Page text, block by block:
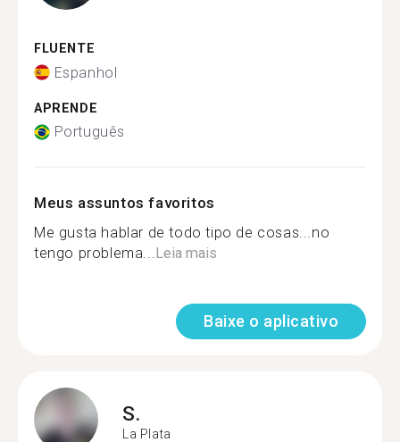
FLUENTE
Espanhol
APRENDE
Português
Meus assuntos favoritos
Me gusta hablar de todo tipo de cosas...no
tengo problema...Leia mais
Baixe o aplicativo
S.
La Plata